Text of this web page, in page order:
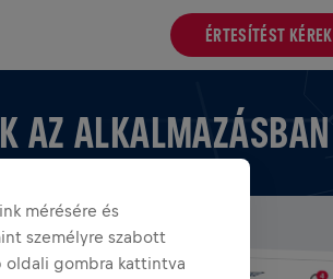
ÉRTESÍTÉST KÉREK
AZ ALKALMAZÁSBAN
mérésére és
személyre szabott
oldali gombra kattintva